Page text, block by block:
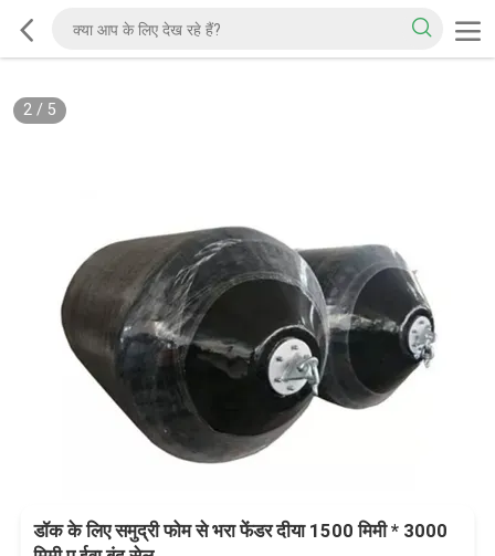
2/ 5
डॉक के लिए समुद्री फोम से भरा फेंडर दीया 1500 मिमी * 3000